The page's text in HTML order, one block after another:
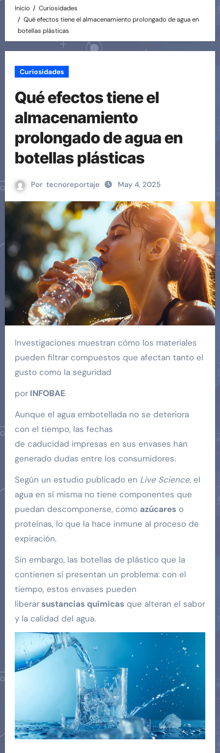
Inicio
Curiosidades
Qué efectos tiene el almacenamiento prolongado de agua en
botellas plásticas
Curiosidades
Qué efectos tiene el
almacenamiento
prolongado de agua en
botellas plásticas
Por tecnoreportaje May 4, 2025
Investigaciones muestran cómo los materiales
pueden filtrar compuestos que afectan tanto el
gusto como la seguridad
porINFOBAE
Aunque el agua embotellada no se deteriora
con el tiempo, las fechas
de caducidad impresas en sus envases han
generado dudas entre los consumidores.
Según un estudio publicado en Live Science, el
agua en sí misma no tiene componentes que
puedan descomponerse, como azúcareso
proteínas, lo que la hace inmune al proceso de
expiración.
Sin embargo, las botellas de plástico que la
contienen sí presentan un problema: con el
tiempo, estos envases pueden
liberarsustancias químicasque alteran el sabor
y la calidad del agua.